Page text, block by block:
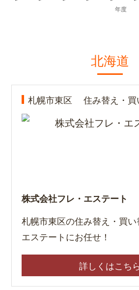
北海道
札幌市東区 住み替え・買
株式会社フレ・エステート
札幌市東区の住み替え・買い
エステートにお任せ！
詳しくはこちら